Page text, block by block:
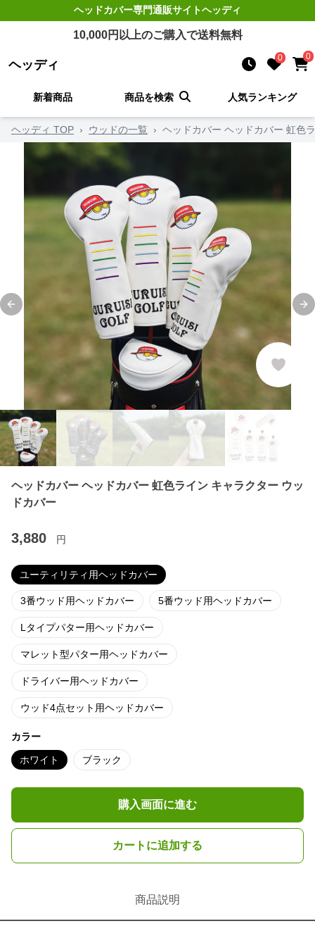
ヘッドカバー専門通販サイトヘッディ
10,000円以上のご購入で送料無料
ヘッディ 0 0
新着商品 商品を検索 人気ランキング
ヘッディ TOP › ウッドの一覧 › ヘッドカバー ヘッドカバー 虹色
Previous slide
ヘッドカバー ヘッドカバー 虹色ライン キャラクター ウッ
ドカバー
3,880 円
ユーティリティ用ヘッドカバー
3番ウッド用ヘッドカバー 5番ウッド用ヘッドカバー
Lタイプパター用ヘッドカバー
マレット型パター用ヘッドカバー
ドライバー用ヘッドカバー
ウッド4点セット用ヘッドカバー
カラー
ホワイト ブラック
購入画面に進む
カートに追加する
商品説明